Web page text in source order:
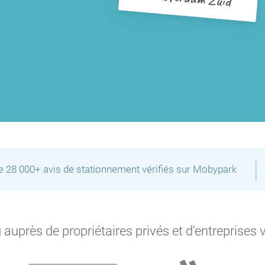
28 000+ avis de stationnement vérifiés sur Mobypark |
auprès de propriétaires privés et d'entreprises
P
P P P
PP
P